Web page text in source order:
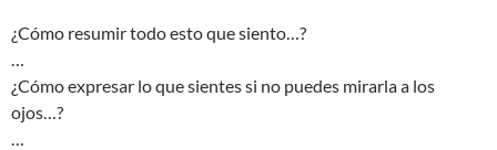
¿Cómo resumir todo esto que siento…?
…
¿Cómo expresar lo que sientes si no puedes mirarla a los
ojos…?
…